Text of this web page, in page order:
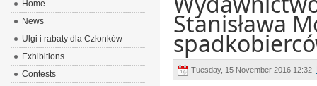
Stanisława
Tuesday, 15 November 2016 12:32
Home
News
Ulgi i rabaty dla Członków
Exhibitions
Contests